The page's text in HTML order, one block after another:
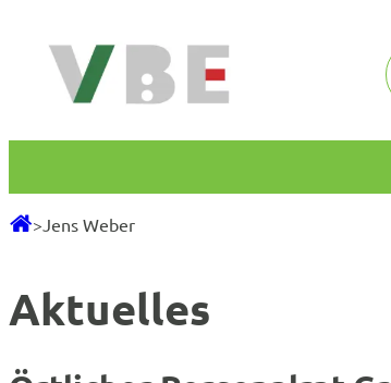
Inhalt
springen
> Jens Weber
Aktuelles